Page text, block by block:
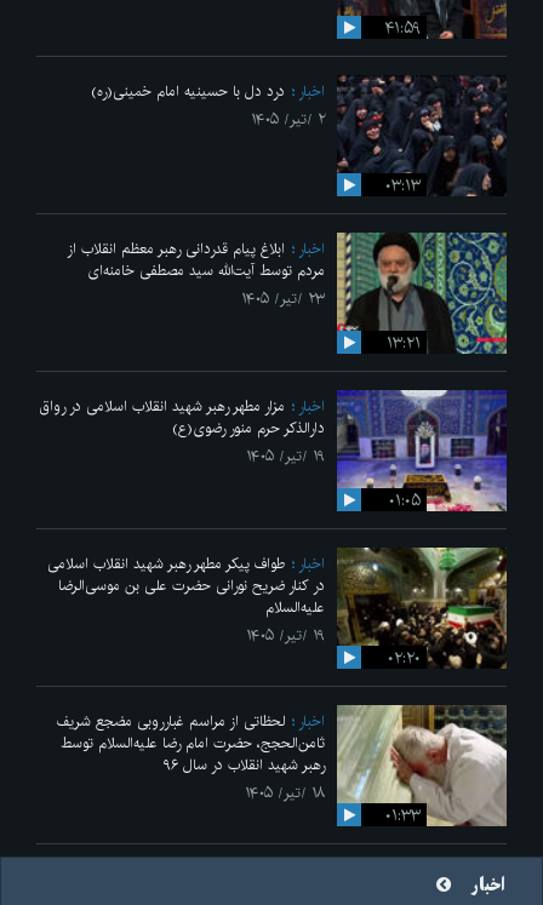
۴۱:۵۹
۰۳:۱۳
اخبار
درد دل با حسینیه امام خمینی(ره)
۲ /تیر/ ۱۴۰۵
۱۳:۲۱
اخبار
ابلاغ پیام قدردانی رهبر معظم انقلاب از
مردم توسط آیت‌الله سید مصطفی خامنه‌ای
۲۳ /تیر/ ۱۴۰۵
۰۱:۰۵
اخبار
مزار مطهر رهبر شهید انقلاب اسلامی در رواق
دارالذکر حرم منور رضوی(ع)
۱۹ /تیر/ ۱۴۰۵
۰۲:۲۰
اخبار
طواف پیکر مطهر رهبر شهید انقلاب اسلامی
در کنار ضریح نورانی حضرت علی‌ بن موسی‌الرضا
علیه‌السلام
۱۹ /تیر/ ۱۴۰۵
۰۱:۳۳
اخبار
لحظاتی از مراسم غبارروبی مضجع شریف
ثامن‌الحجج، حضرت امام رضا علیه‌السلام توسط
رهبر شهید انقلاب در سال ۹۶
۱۸ /تیر/ ۱۴۰۵
اخبار